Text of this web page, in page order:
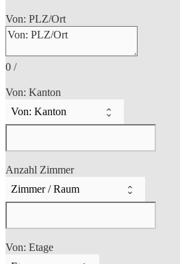
Von: PLZ/Ort
0 /
Von: Kanton
Anzahl Zimmer
Von: Etage